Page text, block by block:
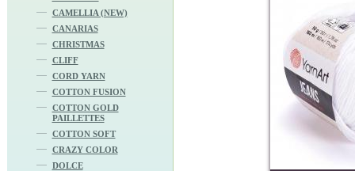
CAMELLIA (NEW)
CANARIAS
CHRISTMAS
CLIFF
CORD YARN
COTTON FUSION
COTTON GOLD
PAILLETTES
COTTON SOFT
CRAZY COLOR
DOLCE